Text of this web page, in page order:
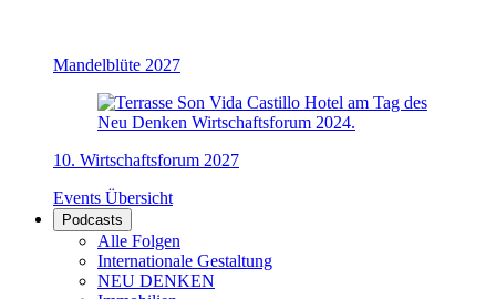
Mandelblüte 2027
10. Wirtschaftsforum 2027
Events Übersicht
Podcasts
Alle Folgen
Internationale Gestaltung
NEU DENKEN